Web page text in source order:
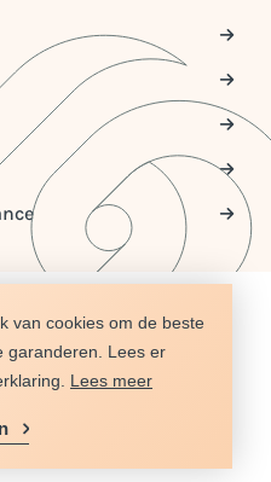
van cookies om de beste
garanderen. Lees er
Lees meer
VOORWAARDEN
REFERENTIES
VOORWAARDEN